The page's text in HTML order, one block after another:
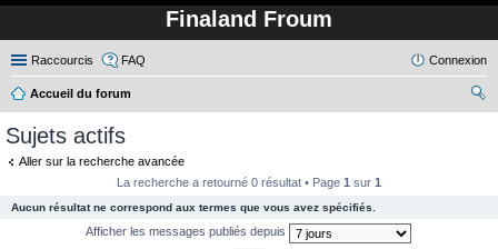
Finaland Froum
Raccourcis FAQ Connexion
Accueil du forum
Sujets actifs
Aller sur la recherche avancée
La recherche a retourné 0 résultat • Page 1 sur 1
Aucun résultat ne correspond aux termes que vous avez spécifiés.
Afficher les messages publiés depuis